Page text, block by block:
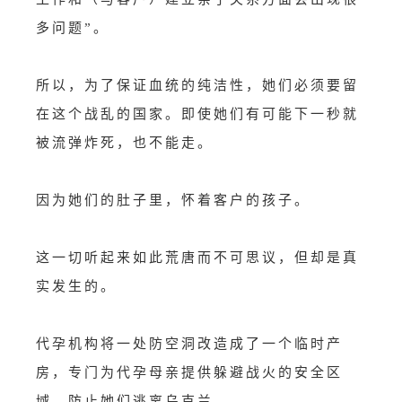
多问题”。
所以，为了保证血统的纯洁性，她们必须要留
在这个战乱的国家。即使她们有可能下一秒就
被流弹炸死，也不能走。
因为她们的肚子里，怀着客户的孩子。
这一切听起来如此荒唐而不可思议，但却是真
实发生的。
代孕机构将一处防空洞改造成了一个临时产
房，专门为代孕母亲提供躲避战火的安全区